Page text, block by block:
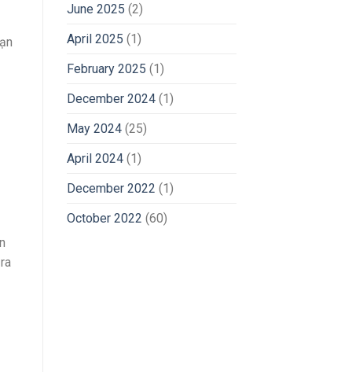
June 2025 (2)
April 2025 (1)
February 2025 (1)
December 2024(1)
May 2024(25)
April 2024(1)
December 2022 (1)
October 2022 (60)